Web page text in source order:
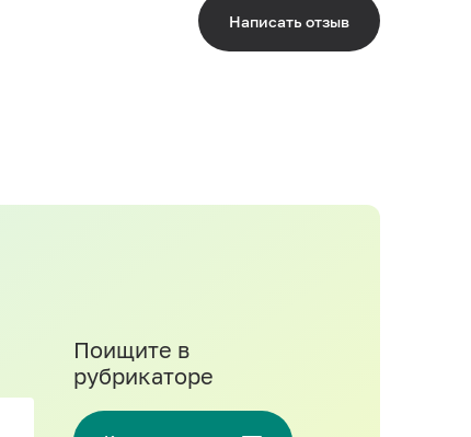
Написать отзыв
Поищите в
рубрикаторе